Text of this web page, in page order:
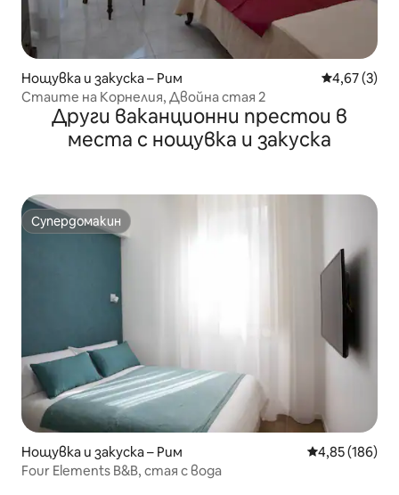
Нощувка и закуска – Рим Средна
4,67 (3)
Стаите на Корнелия, Двойна стая 2
Други ваканционни престои в
места с нощувка и закуска
Супердомакин
Супердомакин
Нощувка и закуска – Рим Средна
4,85 (186)
Four Elements B&B, стая с вода